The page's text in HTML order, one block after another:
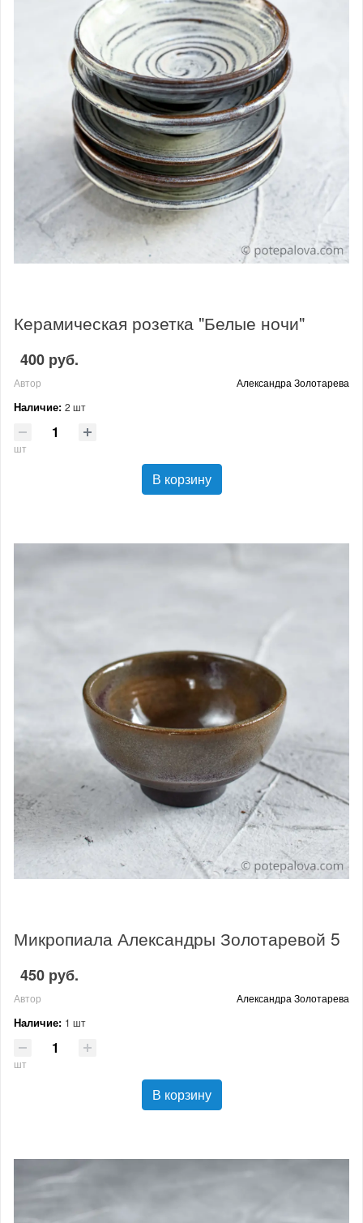
Керамическая розетка "Белые ночи"
400 руб.
Автор Александра Золотарева
Наличие: 2 шт
шт
В корзину
Микропиала Александры Золотаревой 5
450 руб.
Автор Александра Золотарева
Наличие: 1 шт
шт
В корзину